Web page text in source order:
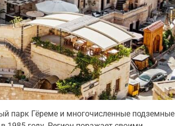
парк Гёреме и многочисленные подземные